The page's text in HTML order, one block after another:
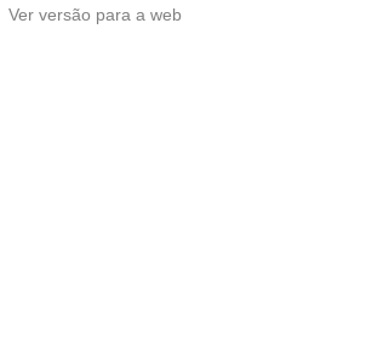
Ver versão para a web